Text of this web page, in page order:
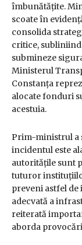
îmbunătățite.
scoate în
consolida
critice,
submineze
Ministerul
Constanța
alocate fonduri
acestuia.
Prim-ministrul a
incidentul este
autoritățile sunt
tuturor
preveni astfel
adecvată a
reiterată
aborda